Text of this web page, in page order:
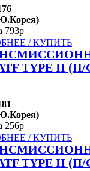
793р
/ КУПИТЬ
TYPE II
256р
/ КУПИТЬ
TYPE II